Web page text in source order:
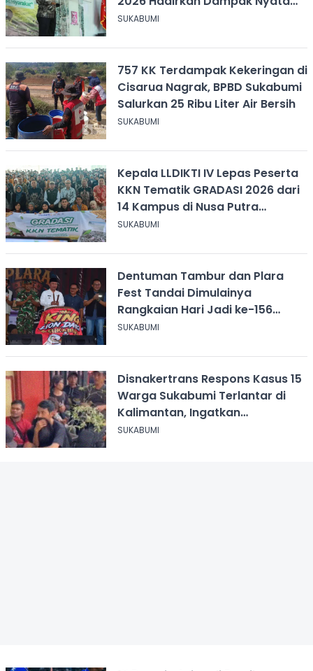
bagi Masyarakat
SUKABUMI
757 KK Terdampak Kekeringan di
Cisarua Nagrak, BPBD Sukabumi
Salurkan 25 Ribu Liter Air Bersih
SUKABUMI
Kepala LLDIKTI IV Lepas Peserta
KKN Tematik GRADASI 2026 dari
14 Kampus di Nusa Putra
University
SUKABUMI
Dentuman Tambur dan Plara
Fest Tandai Dimulainya
Rangkaian Hari Jadi ke-156
Kabupaten Sukabumi
SUKABUMI
Disnakertrans Respons Kasus 15
Warga Sukabumi Terlantar di
Kalimantan, Ingatkan
Pentingnya Perjanjian Kerja
SUKABUMI